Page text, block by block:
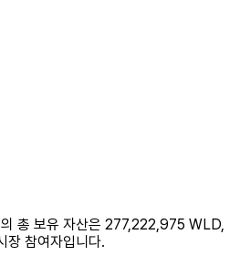
총 보유 자산은 277,222,975 WLD,
장 참여자입니다.